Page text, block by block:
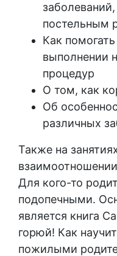
постельным
Как
выполнении
процедур
О том, как
Об
различных
Также на
Для кого-то
подопечными.
является книга
горюй! Как
пожилыми